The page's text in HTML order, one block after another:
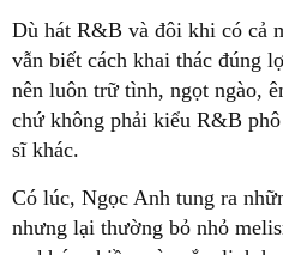
Dù hát R&B và đôi khi có cả
vẫn biết cách khai thác đúng
nên luôn trữ tình, ngọt ngào,
chứ không phải kiểu R&B
sĩ khác.
Có lúc, Ngọc Anh tung ra
nhưng lại thường bỏ nhỏ